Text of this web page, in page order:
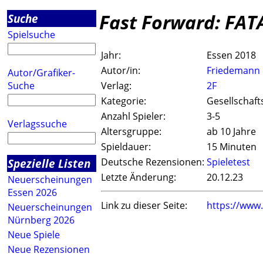
Suche
Spielsuche
Autor/Grafiker-
Suche
Verlagssuche
Spezielle Listen
Neuerscheinungen
Essen 2026
Neuerscheinungen
Nürnberg 2026
Neue Spiele
Neue Rezensionen
Fast Forward:
Jahr:
Essen 2018
Autor/in:
Friedemann
Verlag:
2F
Kategorie:
Anzahl Spieler:
3-5
Altersgruppe:
ab 10 Jahre
Spieldauer:
15 Minuten
Deutsche Rezensionen: Spieletest
Letzte Änderung:
20.12.23
Link zu dieser Seite: https://